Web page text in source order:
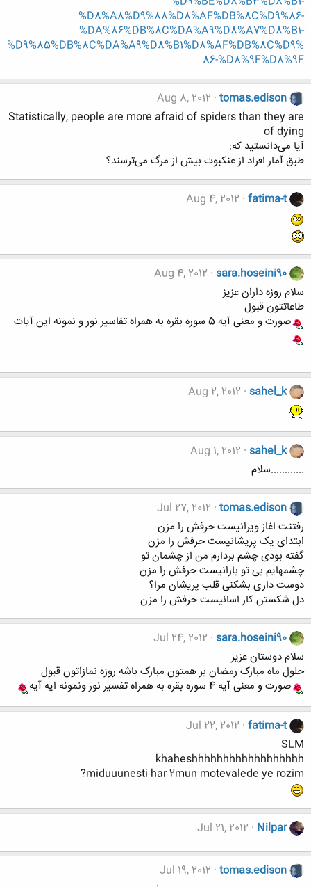
%D8%A8%D9%88%D8%AF%DB%8C%D9%86-
%DA%86%DB%8C%DA%A9%D8%A7%D8%B1-
%D9%85%DB%8C%DA%A9%D8%B1%D8%AF%DB%8C%D9%
86-%D8%9F%D8%9F
tomas.edison
Aug 8, 2012
Statistically, people are more afraid of spiders than they are
of dying
آیا می‌دانستید که:
طبق آمار افراد از عنکبوت بیش از مرگ می‌ترسند؟
fatima-t
Aug 4, 2012
sara.hoseini90
Aug 4, 2012
سلام روزه داران عزیز
طاعاتتون قبول
صورت و معنی آیه 5 سوره بقره به همراه تفاسیر نور و نمونه این آیات
sahel_k
Aug 2, 2012
sahel_k
Aug 1, 2012
............سلام
tomas.edison
Jul 27, 2012
رفتنت اغاز ویرانیست حرفش را مزن
ابتدای یک پریشانیست حرفش را مزن
گفته بودی چشم بردارم من از چشمان تو
چشمهایم بی تو بارانیست حرفش را مزن
دوست داری بشکنی قلب پریشان مرا؟
دل شکستن کار اسانیست حرفش را مزن
sara.hoseini90
Jul 24, 2012
سلام دوستان عزیز
حلول ماه مبارک رمضان بر همتون مبارک باشه روزه نمازاتون قبول
صورت و معنی آیه 4 سوره بقره به همراه تفسیر نور ونمونه ایه آیه
fatima-t
Jul 22, 2012
SLM
khaheshhhhhhhhhhhhhhhhhh
miduuunesti har 2mun motevalede ye rozim?
Nilpar
Jul 21, 2012
tomas.edison
Jul 19, 2012